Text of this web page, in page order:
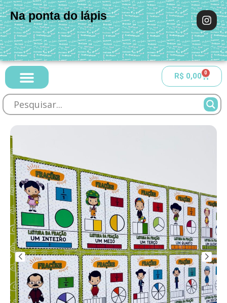
Na ponta do lápis
R$ 0,00 0